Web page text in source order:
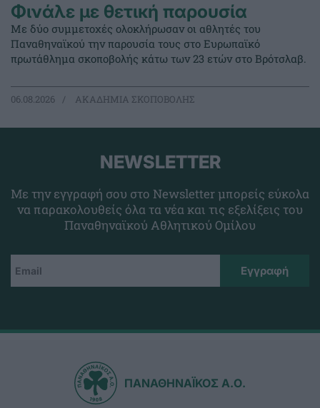
Φινάλε με θετική παρουσία
Με δύο συμμετοχές ολοκλήρωσαν οι αθλητές του
Παναθηναϊκού την παρουσία τους στο Ευρωπαϊκό
πρωτάθλημα σκοποβολής κάτω των 23 ετών στο Βρότσλαβ.
06.08.2026 ΑΚΑΔΗΜΙΑ ΣΚΟΠΟΒΟΛΗΣ
NEWSLETTER
Με την εγγραφή σου στο Newsletter μπορείς εύκολα
να παρακολουθείς όλα τα νέα και τις εξελίξεις του
Παναθηναϊκού Αθλητικού Ομίλου
ΠΑΝΑΘΗΝΑΪΚΟΣ Α.Ο.